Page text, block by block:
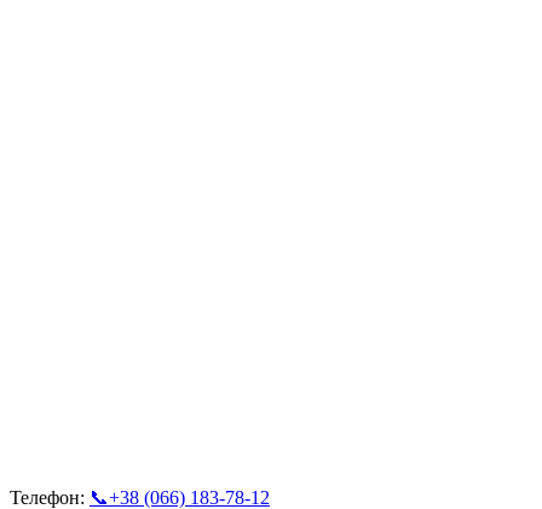
Телефон: 📞+38 (066) 183-78-12